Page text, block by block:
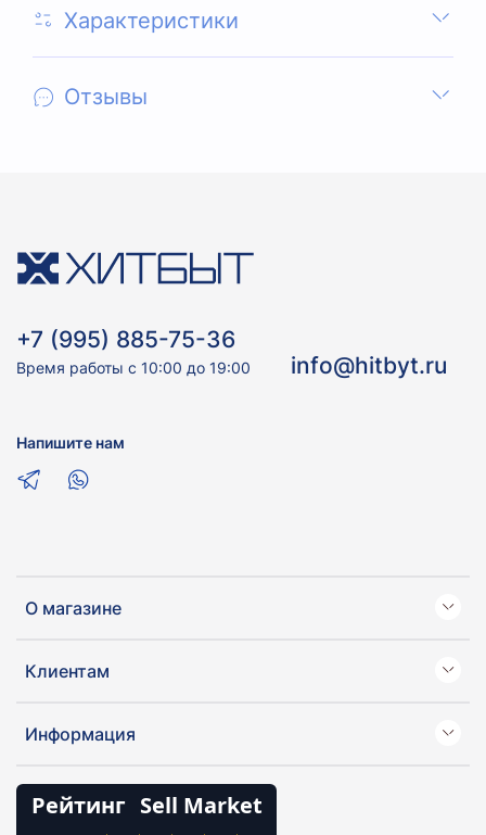
Характеристики
Отзывы
О магазине
Клиентам
Информация
Рейтинг Sell Market
+7 (995) 885-75-36
Время работы с 10:00 до 19:00 info@hitbyt.ru
Напишите нам